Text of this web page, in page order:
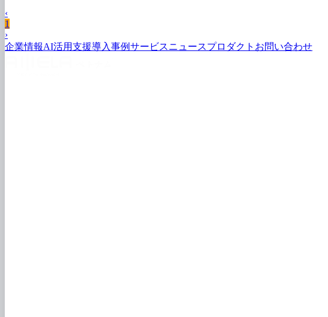
‹
1
›
企業情報AI活用支援導入事例サービスニュースプロダクト お問い合わせ